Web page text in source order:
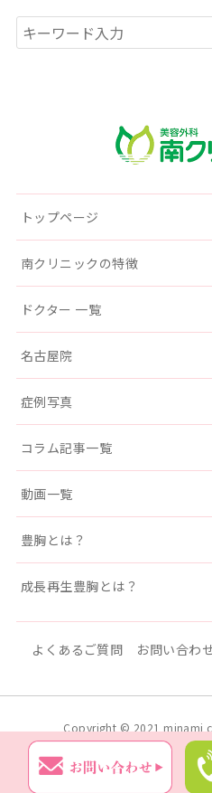
トップページ
南クリニックの特徴
ドクター 一覧
名古屋院
症例写真
コラム記事一覧
動画一覧
豊胸とは？
成長再生豊胸とは？
よくあるご質問 お問い合わ
Copyright © 2021 minami